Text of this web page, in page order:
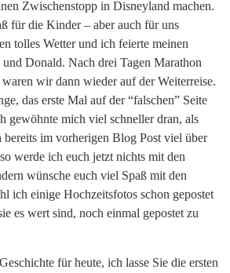
Zwischenstopp in Disneyland machen.
für die Kinder – aber auch für uns
tolles Wetter und ich feierte meinen
Donald. Nach drei Tagen Marathon
wir dann wieder auf der Weiterreise.
das erste Mal auf der “falschen” Seite
gewöhnte mich viel schneller dran, als
bereits im vorherigen Blog Post viel über
werde ich euch jetzt nichts mit den
wünsche euch viel Spaß mit den
ich einige Hochzeitsfotos schon gepostet
es wert sind, noch einmal gepostet zu
für heute, ich lasse Sie die ersten